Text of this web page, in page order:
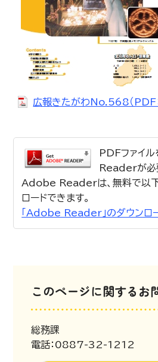
広報きたがわNo.568（PDF
PDFファイ
Readerが必
Adobe Readerは、無料で以下
ロードできます。
「Adobe Reader」のダウンロー
このページに関するお
総務課
電話：0887-32-1212